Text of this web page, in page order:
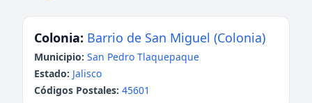
Colonia: Barrio de San Miguel (Colonia)
Municipio: San Pedro Tlaquepaque
Estado: Jalisco
Códigos Postales: 45601